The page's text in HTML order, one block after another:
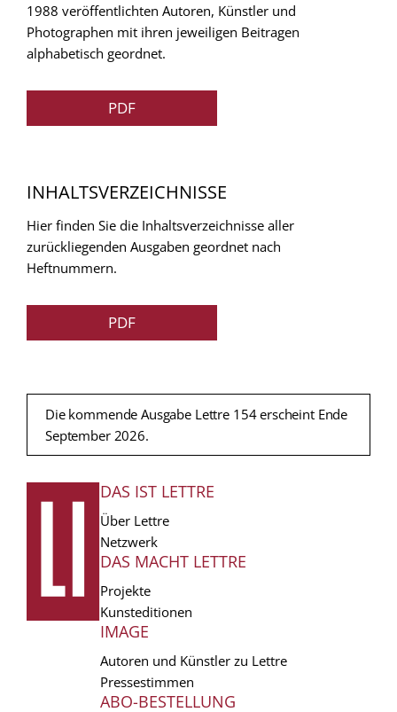
1988 veröffentlichten Autoren, Künstler und
Photographen mit ihren jeweiligen Beitragen
alphabetisch geordnet.
PDF
INHALTSVERZEICHNISSE
Hier finden Sie die Inhaltsverzeichnisse aller
zurückliegenden Ausgaben geordnet nach
Heftnummern.
PDF
Die kommende Ausgabe Lettre 154 erscheint Ende
September 2026.
FUSSZEILE
DAS IST LETTRE
Über Lettre
Netzwerk
DAS MACHT LETTRE
Projekte
Kunsteditionen
IMAGE
Autoren und Künstler zu Lettre
Pressestimmen
ABO-BESTELLUNG